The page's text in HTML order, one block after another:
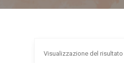
Visualizzazione del risultato